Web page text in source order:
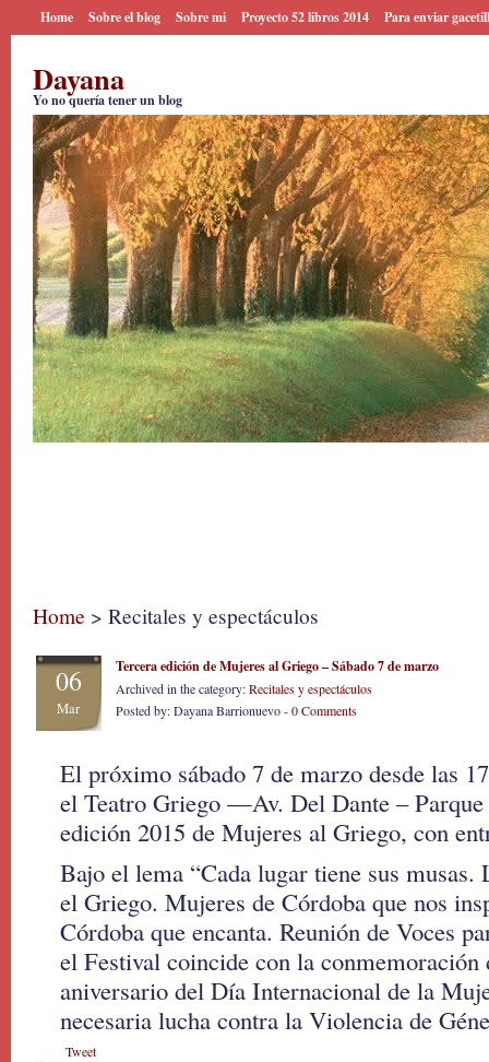
Home Sobre el blog Sobre mi Proyecto 52 libros 2014 Para enviar
Dayana
Yo no quería tener un blog
Home > Recitales y espectáculos
06
Mar
Tercera edición de Mujeres al Griego – Sábado 7 de marzo
Archived in the category:Recitales y espectáculos
Posted by: Dayana Barrionuevo -0 Comments
El próximo sábado 7 de marzo desde las
el Teatro Griego —Av. Del Dante –
edición 2015 de Mujeres al Griego, con
Bajo el lema “Cada lugar tiene sus musas.
el Griego. Mujeres de Córdoba que nos
Córdoba que encanta. Reunión de Voces
el Festival coincide con la conmemoración
aniversario del Día Internacional de la
necesaria lucha contra la Violencia de
Tweet